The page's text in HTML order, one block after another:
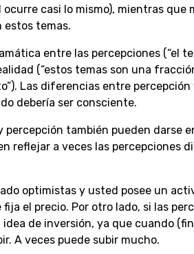
casi lo mismo), mientras que
estos temas.
entre las percepciones (“el
(“estos temas son una
Las diferencias entre
debería ser consciente.
también pueden darse
reflejar a veces las percepciones
optimistas y usted posee un
fija el precio. Por otro lado, si las
de inversión, ya que cuando
A veces puede subir mucho.